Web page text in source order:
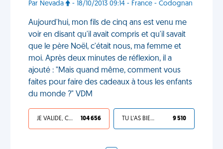
Par Nevada - 18/10/2013 09:14 - France - Codognan
Aujourd'hui, mon fils de cinq ans est venu me
voir en disant qu'il avait compris et qu'il savait
que le père Noël, c'était nous, ma femme et
moi. Après deux minutes de réflexion, il a
ajouté : "Mais quand même, comment vous
faites pour faire des cadeaux à tous les enfants
du monde ?" VDM
JE VALIDE, C'EST UNE VDM 104 656 TU L'AS BIEN MÉRITÉ 9 510